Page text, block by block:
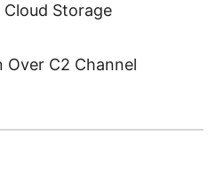
Storage
C2 Channel